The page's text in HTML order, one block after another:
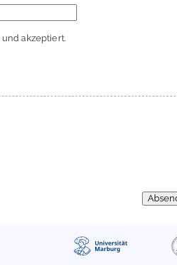
akzeptiert.